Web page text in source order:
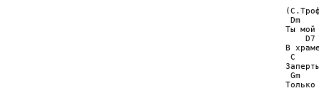
Dm
Ты
D7
В
C
Gm